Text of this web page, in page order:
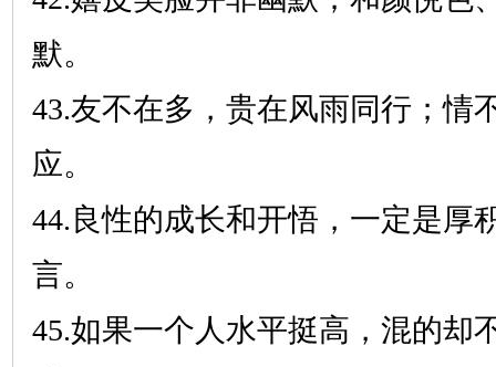
默。
43.友不在多，贵在风雨同行；情
应。
44.良性的成长和开悟，一定是厚
言。
45.如果一个人水平挺高，混的却